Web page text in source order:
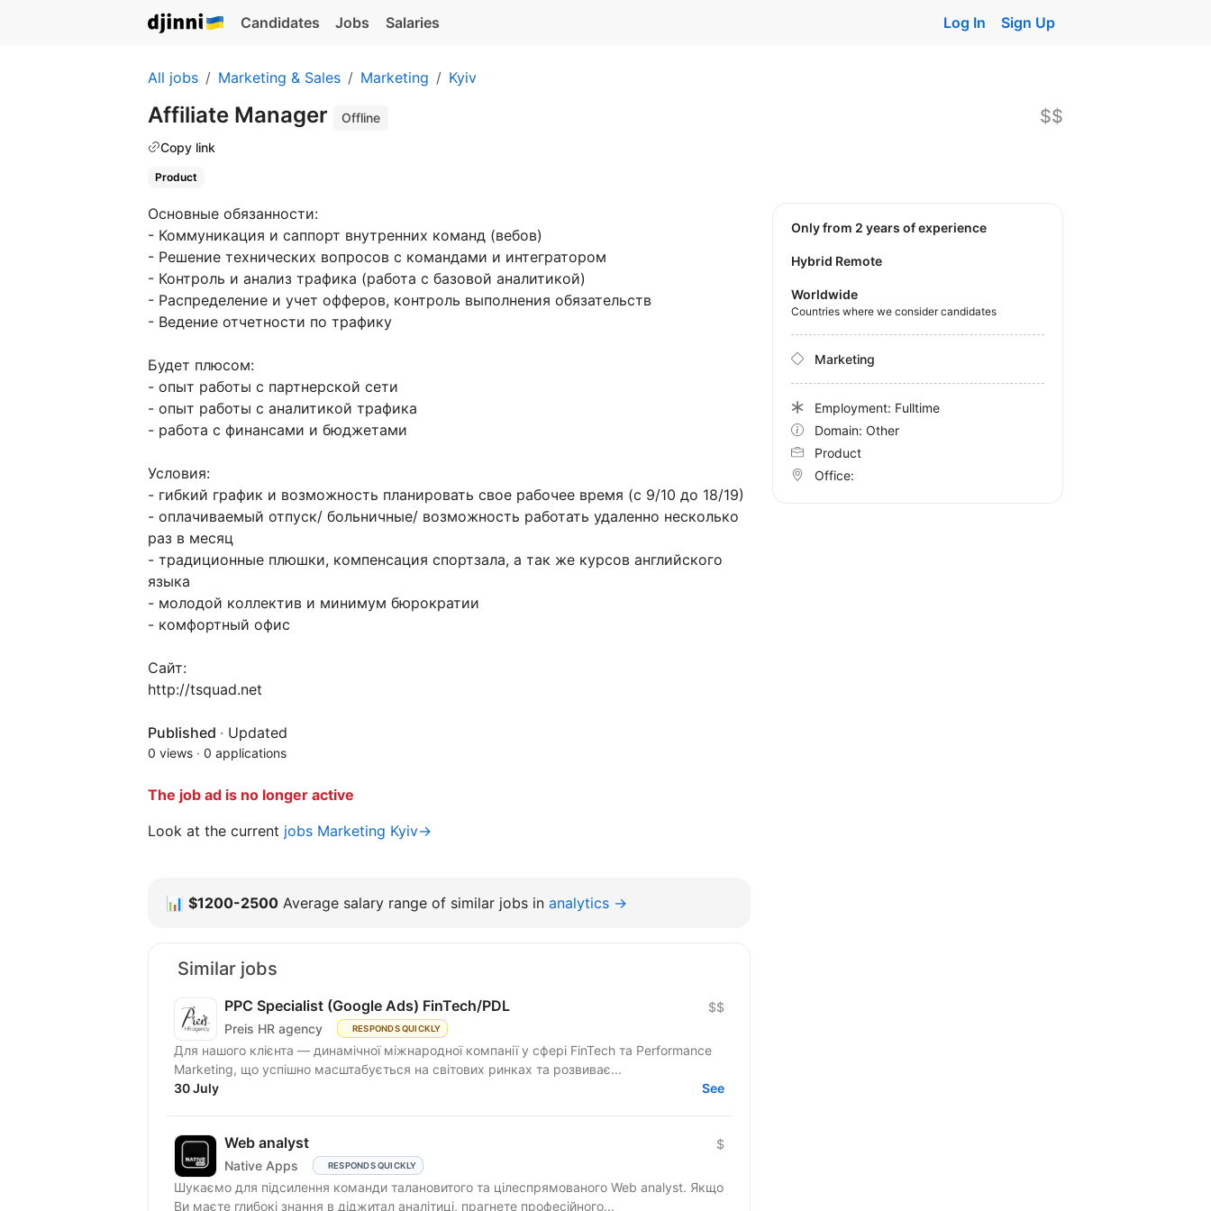
Candidates Jobs Salaries Log In Sign Up
All jobs Marketing & Sales Marketing Kyiv
Affiliate Manager
Offline
Copy link
$$
Product
Основные обязанности:
- Коммуникация и саппорт внутренних команд (вебов)
- Решение технических вопросов с командами и интегратором
- Контроль и анализ трафика (работа с базовой аналитикой)
- Распределение и учет офферов, контроль выполнения обязательств
- Ведение отчетности по трафику
Будет плюсом:
- опыт работы с партнерской сети
- опыт работы с аналитикой трафика
- работа с финансами и бюджетами
Условия:
- гибкий график и возможность планировать свое рабочее время (с 9/10 до 18/19)
- оплачиваемый отпуск/ больничные/ возможность работать удаленно несколько
раз в месяц
- традиционные плюшки, компенсация спортзала, а так же курсов английского
языка
- молодой коллектив и минимум бюрократии
- комфортный офиc
Сайт:
http://tsquad.net
Published · Updated
0 views · 0 applications
The job ad is no longer active
Look at the current jobs Marketing Kyiv→
Only from 2 years of experience
Hybrid Remote
Worldwide
Countries where we consider candidates
Marketing
Employment: Fulltime
Domain: Other
Product
Office:
📊 $1200-2500 Average salary range of similar jobs in analytics →
Similar jobs
PPC Specialist (Google Ads) FinTech/PDL
Preis HR agency RESPONDS QUICKLY
$$
Для нашого клієнта — динамічної міжнародної компанії у сфері FinTech та Performance
Marketing, що успішно масштабується на світових ринках та розвиває...
30 July
See
Web analyst
Native Apps RESPONDS QUICKLY
$
Шукаємо для підсилення команди талановитого та цілеспрямованого Web analyst. Якщо
Ви маєте глибокі знання в діджитал аналітиці, прагнете професійного...